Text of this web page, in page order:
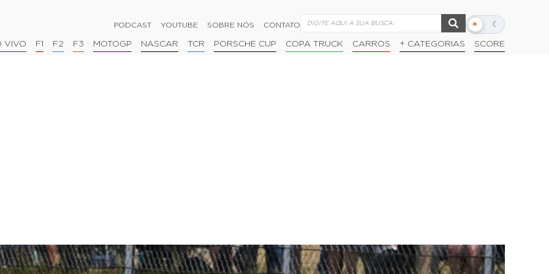
PODCAST YOUTUBE SOBRE NÓS CONTATO ☀ ☾
Alternar
escuro
VIVO F1 F2 F3 MOTOGP NASCAR TCR PORSCHE CUP COPA TRUCK CARROS + CATEGORIAS SCORE